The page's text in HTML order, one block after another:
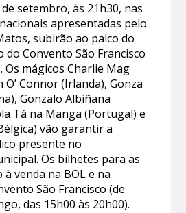
setembro, às 21h30, nas
apresentadas pelo
subirão ao palco do
do Convento São Francisco
Os mágicos Charlie Mag
O’ Connor (Irlanda), Gonza
Gonzalo Albiñana
Tá na Manga (Portugal) e
vão garantir a
presente no
Os bilhetes para as
à venda na BOL e na
São Francisco (de
das 15h00 às 20h00).